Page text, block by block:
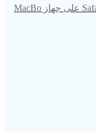
د أن خرج الإصدار التجريبي العام ، افتح Safari على جهاز MacBo